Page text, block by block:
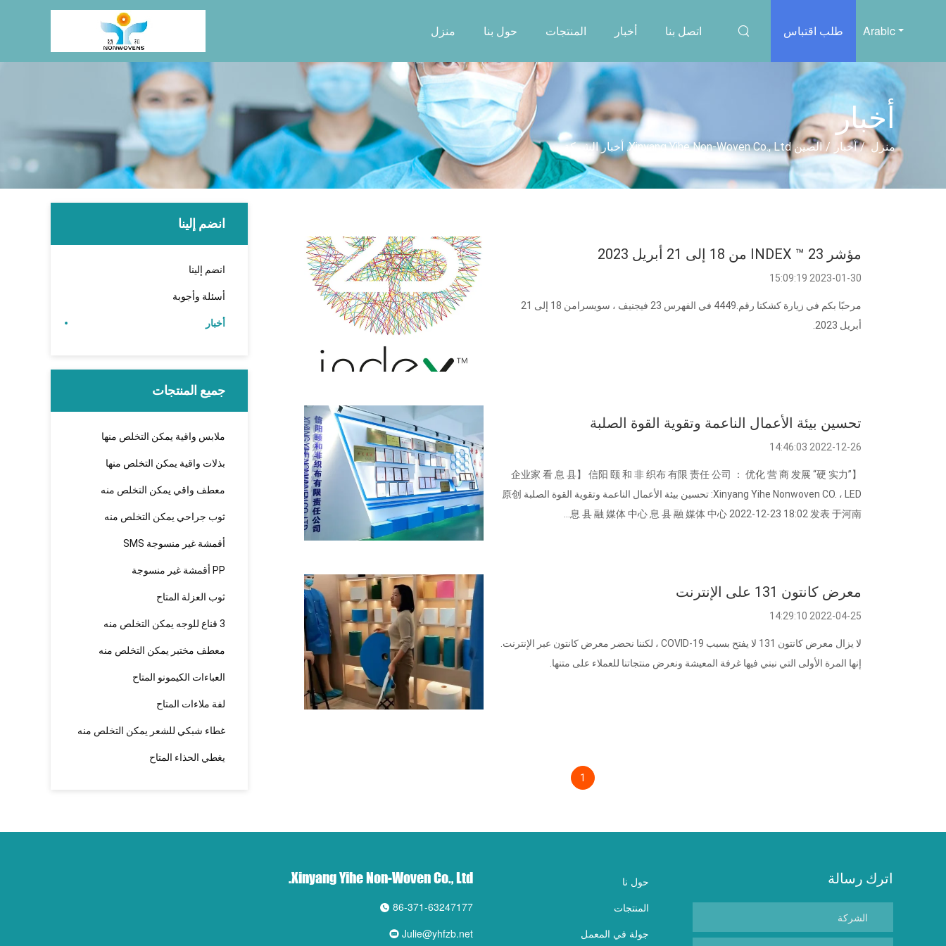
Arabic طلب اقتباس منزل حول بنا المنتجات أخبار اتصل بنا
أخبار
منزل / أخبار / الصين Xinyang Yihe Non-Woven Co., Ltd. أخبار الشركة
انضم إلينا
انضم إلينا
أسئلة وأجوبة
أخبار
جميع المنتجات
ملابس واقية يمكن التخلص منها
بذلات واقية يمكن التخلص منها
معطف واقي يمكن التخلص منه
ثوب جراحي يمكن التخلص منه
أقمشة غير منسوجة SMS
PP أقمشة غير منسوجة
ثوب العزلة المتاح
3 قناع للوجه يمكن التخلص منه
معطف مختبر يمكن التخلص منه
العباءات الكيمونو المتاح
لفة ملاءات المتاح
غطاء شبكي للشعر يمكن التخلص منه
يغطي الحذاء المتاح
مؤشر INDEX ™ 23 من 18 إلى 21 أبريل 2023
2023-01-30 15:09:19
مرحبًا بكم في زيارة كشكنا رقم.4449 في الفهرس 23 فيجنيف ، سويسرامن 18 إلى 21
أبريل 2023.
تحسين بيئة الأعمال الناعمة وتقوية القوة الصلبة
2022-12-26 14:46:03
【企业家 看 息 县】 信阳 颐 和 非 织布 有限 责任 公司 ： 优化 营 商 发展 “硬 实力”
Xinyang Yihe Nonwoven CO. ، LED: تحسين بيئة الأعمال الناعمة وتقوية القوة الصلبة 原创
息 县 融 媒体 中心 息 县 融 媒体 中心 2022-12-23 18:02 发表 于河南...
معرض كانتون 131 على الإنترنت
2022-04-25 14:29:10
لا يزال معرض كانتون 131 لا يفتح بسبب COVID-19 ، لكننا نحضر معرض كانتون عبر الإنترنت.
إنها المرة الأولى التي نبني فيها غرفة المعيشة ونعرض منتجاتنا للعملاء على متنها.
1
Xinyang Yihe Non-Woven Co., Ltd.
86-371-63247177
Julie@yhfzb.net
حول نا
المنتجات
جولة في المعمل
اترك رسالة